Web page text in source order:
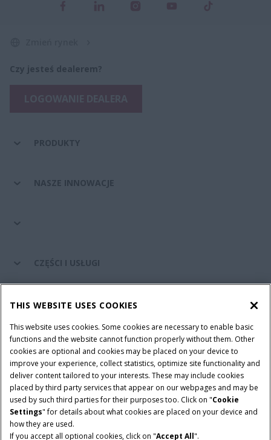
Czy jesteś dealerem?
PRODUKTY
NASZE INNOWACJE
CZĘŚCI I USŁUGI
ŚWIAT CASE IH
Regulamin
Informacje na temat ochrony prywatności
Adres wydawniczy
Cookie Settings
Telematyka – informacja o ochronie prywatności
© 2026 CNH Industrial America LLC. All Rights Reserved. Case IH is a
trademark of CNH Industrial America LLC.
THIS WEBSITE USES COOKIES
This website uses cookies. Some cookies are necessary to enable basic
functions and the website cannot function properly without them. Other
cookies are optional and cookies may be placed on your device to
improve your experience, collect statistics, optimize site functionality and
deliver content tailored to your interests. These may include cookies
placed by third party services that appear on our webpages and may be
used by such third parties for their purposes too. Click on "Cookie
Settings" for details about what cookies are placed on your device and
how they are used.
If you accept all optional cookies, click on "Accept All".